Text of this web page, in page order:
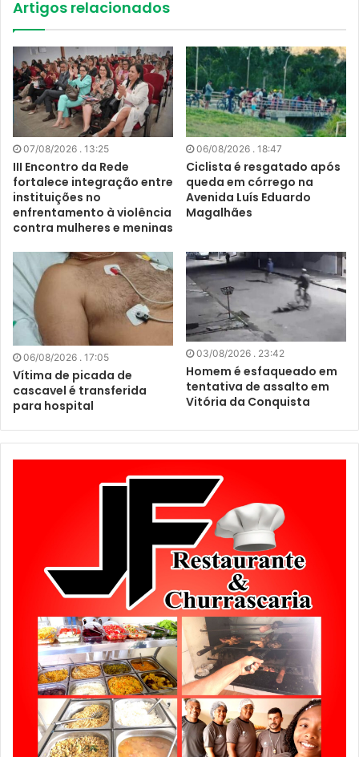
Artigos relacionados
07/08/2026 . 13:25
III Encontro da Rede
fortalece integração entre
instituições no
enfrentamento à violência
contra mulheres e meninas
06/08/2026 . 18:47
Ciclista é resgatado após
queda em córrego na
Avenida Luís Eduardo
Magalhães
06/08/2026 . 17:05
Vítima de picada de
cascavel é transferida
para hospital
03/08/2026 . 23:42
Homem é esfaqueado em
tentativa de assalto em
Vitória da Conquista